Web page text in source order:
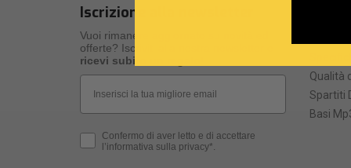
Iscrizione alla newsletter
Vuoi rimanere aggiornato su novità ed
offerte? Iscriviti alla nostra newsletter e
ricevi subito un regalo
Privacy Policy
Confermo di aver letto e di accettare
l’informativa sulla privacy*.
Qualità
Spartiti
Basi